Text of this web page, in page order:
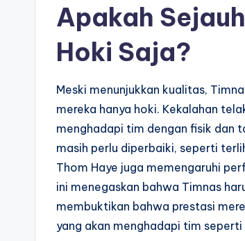
Apakah
Hoki Saja?
Meski menunjukkan kualitas,
mereka hanya hoki. Kekalahan
menghadapi tim dengan fisik dan
masih perlu diperbaiki, seperti
Thom Haye juga memengaruhi
ini menegaskan bahwa Timnas
membuktikan bahwa prestasi
yang akan menghadapi tim